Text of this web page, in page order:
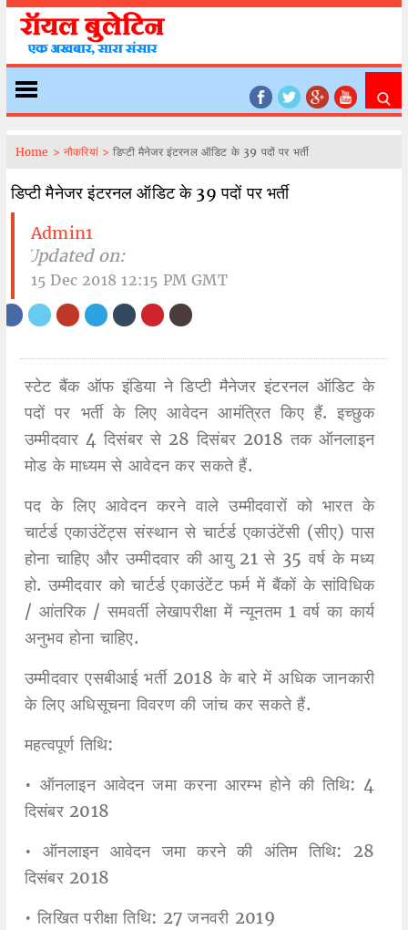
Home > नौकरियां >डिप्टी मैनेजर इंटरनल ऑडिट के 39 पदों पर भर्ती
डिप्टी मैनेजर इंटरनल ऑडिट के 39 पदों पर भर्ती
Admin1
| Updated on:
15 Dec 2018 12:15 PM GMT
स्टेट बैंक ऑफ इंडिया ने डिप्टी मैनेजर इंटरनल ऑडिट के
पदों पर भर्ती के लिए आवेदन आमंत्रित किए हैं. इच्छुक
उम्मीदवार 4 दिसंबर से 28 दिसंबर 2018 तक ऑनलाइन
मोड के माध्यम से आवेदन कर सकते हैं.
पद के लिए आवेदन करने वाले उम्मीदवारों को भारत के
चार्टर्ड एकाउंटेंट्स संस्थान से चार्टर्ड एकाउंटेंसी (सीए) पास
होना चाहिए और उम्मीदवार की आयु 21 से 35 वर्ष के मध्य
हो. उम्मीदवार को चार्टर्ड एकाउंटेंट फर्म में बैंकों के सांविधिक
/ आंतरिक / समवर्ती लेखापरीक्षा में न्यूनतम 1 वर्ष का कार्य
अनुभव होना चाहिए.
उम्मीदवार एसबीआई भर्ती 2018 के बारे में अधिक जानकारी
के लिए अधिसूचना विवरण की जांच कर सकते हैं.
महत्वपूर्ण तिथि:
• ऑनलाइन आवेदन जमा करना आरम्भ होने की तिथि: 4
दिसंबर 2018
• ऑनलाइन आवेदन जमा करने की अंतिम तिथि: 28
दिसंबर 2018
• लिखित परीक्षा तिथि: 27 जनवरी 2019